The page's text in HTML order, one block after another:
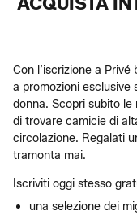
Con l’iscrizione a
a promozioni esclusive
donna. Scopri subito le
di trovare camicie di
circolazione. Regalati
tramonta mai.
Iscriviti oggi stesso
una selezione dei